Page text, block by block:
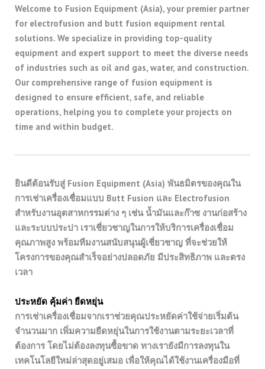
Welcome to Fusion Equipment (Asia), your premier partner
for electrofusion and butt fusion equipment rental
solutions. We specialize in providing top-quality
equipment and expert support to meet the diverse needs
of industries such as oil and gas, water, and construction.
Our comprehensive range of fusion equipment is
designed to ensure efficient, safe, and reliable
operations, helping you to complete your projects on
time and within budget.
ยินดีต้อนรับสู่ Fusion Equipment (Asia) พันธมิตรของคุณใน
การเช่าเครื่องเชื่อมแบบ Butt Fusion และ Electrofusion
สำหรับงานอุตสาหกรรมต่าง ๆ เช่น น้ำมันและก๊าซ งานก่อสร้าง
และระบบประปา เราเชี่ยวชาญในการให้บริการเครื่องเชื่อม
คุณภาพสูง พร้อมทีมงานสนับสนุนผู้เชี่ยวชาญ ที่จะช่วยให้
โครงการของคุณสำเร็จอย่างปลอดภัย มีประสิทธิภาพ และตรง
เวลา
ประหยัด คุ้มค่า ยืดหยุ่น
การเช่าเครื่องเชื่อมจากเราช่วยคุณประหยัดค่าใช้จ่ายเริ่มต้น
จำนวนมาก เพิ่มความยืดหยุ่นในการใช้งานตามระยะเวลาที่
ต้องการ โดยไม่ต้องลงทุนซื้อขาด ทางเรายังมีการลงทุนใน
เทคโนโลยีใหม่ล่าสุดอยู่เสมอ เพื่อให้คุณได้ใช้งานเครื่องมือที่